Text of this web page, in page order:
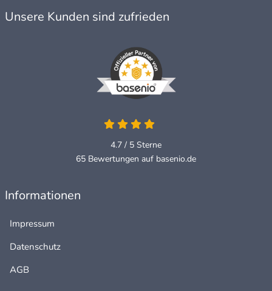
Unsere Kunden sind zufrieden
4.7 / 5 Sterne
65 Bewertungen auf basenio.de
Informationen
Impressum
Datenschutz
AGB